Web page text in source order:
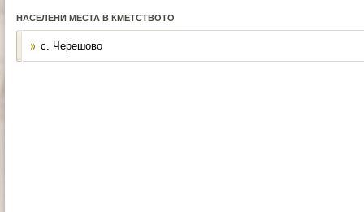
НАСЕЛЕНИ МЕСТА В КМЕТСТВОТО
с. Черешово